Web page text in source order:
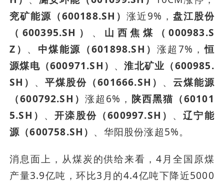
兖矿能源（600188.SH）涨近9%， 盘江股份
（600395.SH） 、 山西焦煤（000983.S
Z） 、 中煤能源（601898.SH） 涨超7%，恒
源煤电（600971.SH） 、淮北矿业（600985.
SH） 、平煤股份（601666.SH） 、 云煤能源
（600792.SH） 涨超6%， 陕西黑猫（60101
5.SH） 、开滦股份（600997.SH） 、辽宁能
源（600758.SH） 、华阳股份涨超5%。
消息面上，从煤炭的供给来看，4月全国原煤
产量3.9亿吨，环比3月的4.4亿吨下降近5000